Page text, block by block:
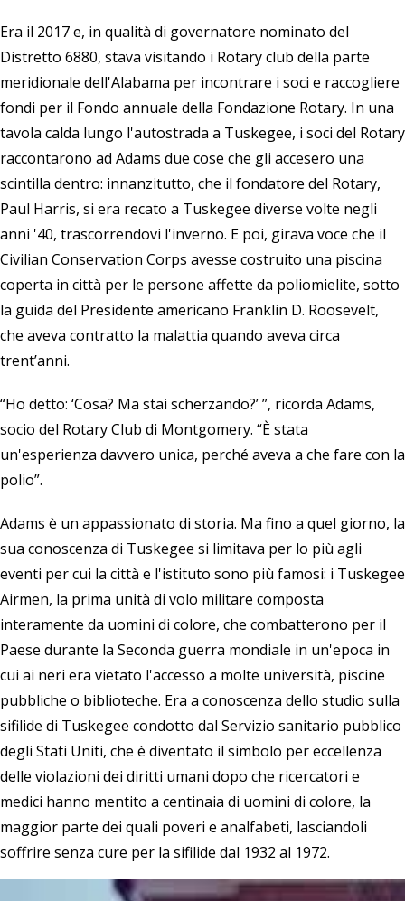
Era il 2017 e, in qualità di governatore nominato del
Distretto 6880, stava visitando i Rotary club della parte
meridionale dell'Alabama per incontrare i soci e raccogliere
fondi per il Fondo annuale della Fondazione Rotary. In una
tavola calda lungo l'autostrada a Tuskegee, i soci del Rotary
raccontarono ad Adams due cose che gli accesero una
scintilla dentro: innanzitutto, che il fondatore del Rotary,
Paul Harris, si era recato a Tuskegee diverse volte negli
anni '40, trascorrendovi l'inverno. E poi, girava voce che il
Civilian Conservation Corps avesse costruito una piscina
coperta in città per le persone affette da poliomielite, sotto
la guida del Presidente americano Franklin D. Roosevelt,
che aveva contratto la malattia quando aveva circa
trent’anni.
“Ho detto: ‘Cosa? Ma stai scherzando?’ ”, ricorda Adams,
socio del Rotary Club di Montgomery. “È stata
un'esperienza davvero unica, perché aveva a che fare con la
polio”.
Adams è un appassionato di storia. Ma fino a quel giorno, la
sua conoscenza di Tuskegee si limitava per lo più agli
eventi per cui la città e l'istituto sono più famosi: i Tuskegee
Airmen, la prima unità di volo militare composta
interamente da uomini di colore, che combatterono per il
Paese durante la Seconda guerra mondiale in un'epoca in
cui ai neri era vietato l'accesso a molte università, piscine
pubbliche o biblioteche. Era a conoscenza dello studio sulla
sifilide di Tuskegee condotto dal Servizio sanitario pubblico
degli Stati Uniti, che è diventato il simbolo per eccellenza
delle violazioni dei diritti umani dopo che ricercatori e
medici hanno mentito a centinaia di uomini di colore, la
maggior parte dei quali poveri e analfabeti, lasciandoli
soffrire senza cure per la sifilide dal 1932 al 1972.